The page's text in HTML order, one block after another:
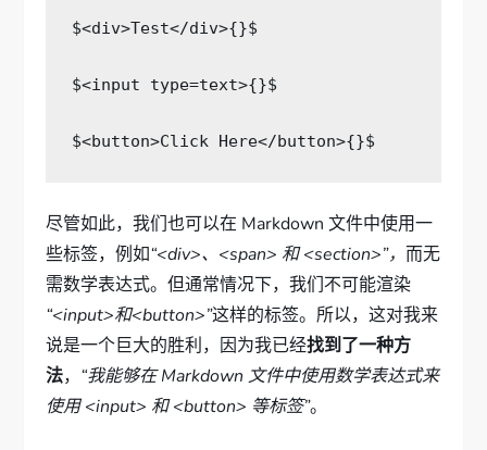
$<div>Test</div>{}$
$<input type=text>{}$
$<button>Click Here</button>
尽管如此，我们也可以在 Markdown 文件中使用一
些标签，例如“<div>、<span> 和 <section>”，而无
需数学表达式。但通常情况下，我们不可能渲染
“<input>和<button>”这样的标签。所以，这对我来
说是一个巨大的胜利，因为我已经找到了一种方
法， “我能够在 Markdown 文件中使用数学表达式来
使用 <input> 和 <button> 等标签”。